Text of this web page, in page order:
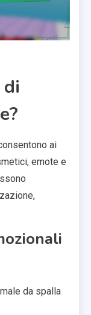
ai
emote e
da spalla